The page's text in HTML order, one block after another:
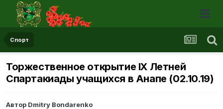
Спорт
Торжественное открытие lX Летней
Спартакиады учащихся в Анапе (02.10.19)
Автор Dmitry Bondarenko